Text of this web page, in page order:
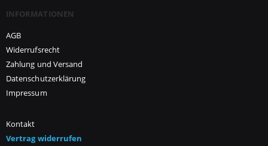
INFORMATIONEN
AGB
Widerrufsrecht
Zahlung und Versand
Datenschutzerklärung
Impressum
Kontakt
Vertrag widerrufen